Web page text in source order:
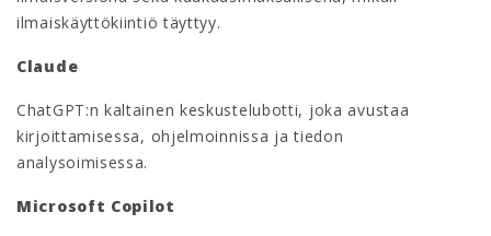
ilmaiskäyttökiintiö täyttyy.
Claude
ChatGPT:n kaltainen keskustelubotti, joka avustaa
kirjoittamisessa, ohjelmoinnissa ja tiedon
analysoimisessa.
Microsoft Copilot